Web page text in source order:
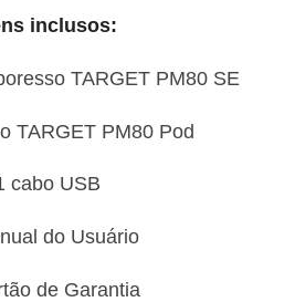
inclusos:
TARGET PM80 SE
TARGET PM80 Pod
cabo USB
do Usuário
de Garantia